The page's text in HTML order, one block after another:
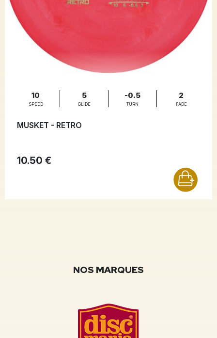
10
SPEED
5
GLIDE
-0.5
TURN
2
FADE
MUSKET - RETRO
10.50 €
NOS MARQUES